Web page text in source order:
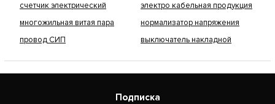
счетчик электрический
электро кабельная продукция
многожильная витая пара
нормализатор напряжения
провод СИП
выключатель накладной
Подписка